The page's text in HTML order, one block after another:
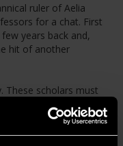
ruler of Aelia
for a chat. First
years back and,
hit of another
These scholars must
to verify Gyges’s